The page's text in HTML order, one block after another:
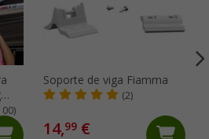
Soporte de viga Fiamma
(2)
14,99€